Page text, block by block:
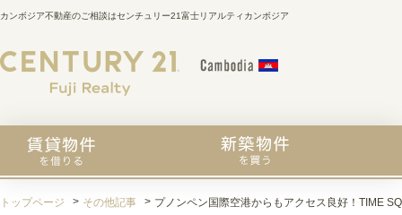
カンボジア不動産のご相談はセンチュリー21富士リアルティカンボジア
トップページ その他記事 プノンペン国際空港からもアクセス良好！TIME